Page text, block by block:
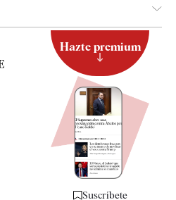
Hazte premium
Suscríbete